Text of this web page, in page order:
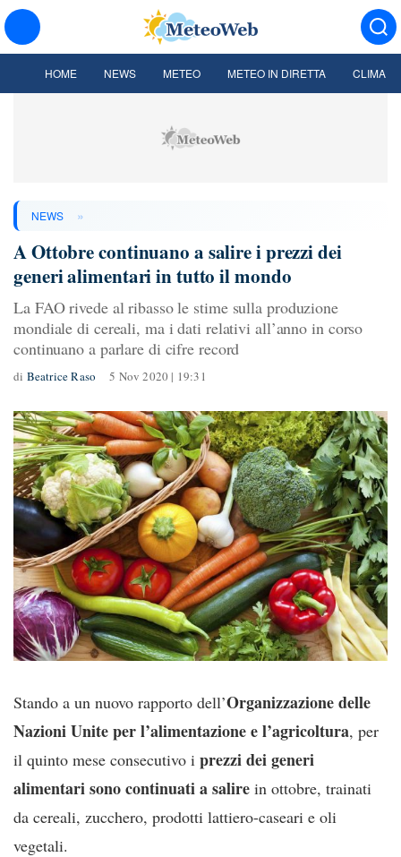
HOME NEWS METEO METEO IN DIRETTA CLIMA
NEWS »
A Ottobre continuano a salire i prezzi dei
generi alimentari in tutto il mondo
La FAO rivede al ribasso le stime sulla produzione
mondiale di cereali, ma i dati relativi all’anno in corso
continuano a parlare di cifre record
di Beatrice Raso 5 Nov 2020 | 19:31
Stando a un nuovo rapporto dell’Organizzazione delle
Nazioni Unite per l’alimentazione e l’agricoltura, per
il quinto mese consecutivo i prezzi dei generi
alimentari sono continuati a salire in ottobre, trainati
da cereali, zucchero, prodotti lattiero-caseari e oli
vegetali.